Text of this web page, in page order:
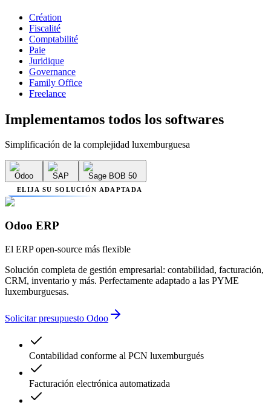
Création
Fiscalité
Comptabilité
Paie
Juridique
Governance
Family Office
Freelance
Implementamos todos los softwares
Simplificación de la complejidad luxemburguesa
Odoo SAP Sage BOB 50
ELIJA SU SOLUCIÓN ADAPTADA
Odoo ERP
El ERP open-source más flexible
Solución completa de gestión empresarial: contabilidad, facturación,
CRM, inventario y más. Perfectamente adaptado a las PYME
luxemburguesas.
Solicitar presupuesto Odoo
Contabilidad conforme al PCN luxemburgués
Facturación electrónica automatizada